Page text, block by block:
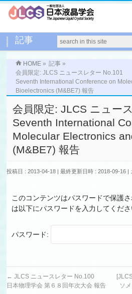
記事
HOME » 記事 »
会員限定: JLCS ニュースレター No.101
Seventh International Conference on
Bioelectronics (M&BE7) 報告
会員限定: JLCS ニュー
Seventh International
Molecular Electronics
(M&BE7) 報告
投稿日 : 2013-04-18 最終更新日時 : 2018-09-16
このコンテンツはパスワードで保護
は以下にパスワードを入力してくださ
パスワード:
← JLCS ニュースレター No.100
日本物理学会 第６８回年次大会 報告
ソ